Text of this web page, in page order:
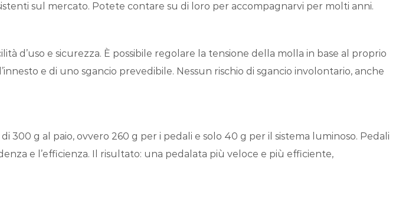
sul mercato. Potete contare su di loro per accompagnarvi per molti anni.
d’uso e sicurezza. È possibile regolare la tensione della molla in base al proprio
e di uno sgancio prevedibile. Nessun rischio di sgancio involontario, anche
300 g al paio, ovvero 260 g per i pedali e solo 40 g per il sistema luminoso. Pedali
e l’efficienza. Il risultato: una pedalata più veloce e più efficiente,